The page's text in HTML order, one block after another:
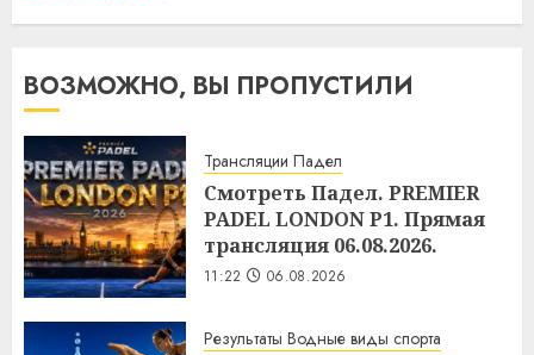
ВОЗМОЖНО, ВЫ ПРОПУСТИЛИ
Трансляции Падел
Смотреть Падел. PREMIER
PADEL LONDON P1. Прямая
трансляция 06.08.2026.
11:22 06.08.2026
Результаты Водные виды спорта